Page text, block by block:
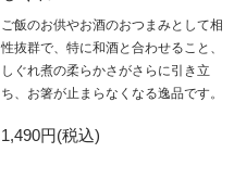
ご飯のお供やお酒のおつまみとして相
性抜群で、特に和酒と合わせること、
しぐれ煮の柔らかさがさらに引き立
ち、お箸が止まらなくなる逸品です。
1,490円(税込)